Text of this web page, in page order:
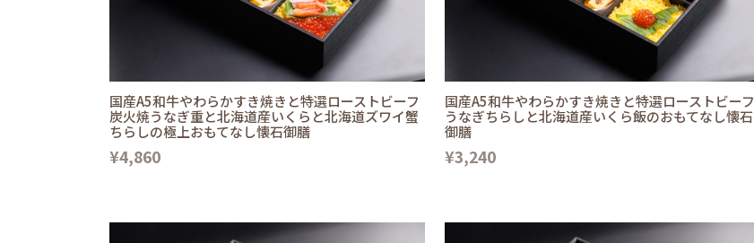
国産A5和牛やわらかすき焼きと特選ローストビーフ
炭火焼うなぎ重と北海道産いくらと北海道ズワイ蟹
ちらしの極上おもてなし懐石御膳
¥4,860
国産A5和牛やわらかすき焼きと特選ローストビーフ
うなぎちらしと北海道産いくら飯のおもてなし懐石
御膳
¥3,240